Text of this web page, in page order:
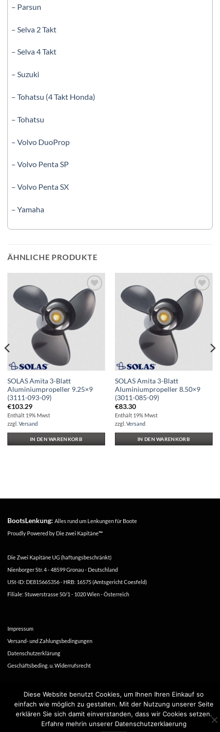
– Parsun
– Selva 2 Takt
– Selva 4 Takt
– Suzuki
– Tohatsu (4 Takt Honda)
– Tohatsu
– Volvo DuoProp
– Volvo Penta SP
– Volvo Penta SX
– Yamaha
ÄHNLICHE PRODUKTE
Auf die
Wunschliste
SOLAS Amita 3-Blatt
Aluminiumpropeller 9.25×9
(3111-093-09)
€103.29
Enthält 19% Mwst
zzgl. Versand
IN DEN WARENKORB
Auf die
Wunschliste
SOLAS Amita 3-Blatt
Aluminiumpropeller 8.50×9
(3011-085-09)
€83.30
Enthält 19% Mwst
zzgl. Versand
IN DEN WARENKORB
BootsLenkung: Alles rund um Lenkungen für Boote
Proudly Powered by Die zwei Kapitäne™
Die Zwei Kapitäne UG (haftungsbeschränkt)
Nienborger Str. 4 - 48599 Gronau - Deutschland
USt-ID: DE815665356 - HRB: 16575 (Amtsgericht Coesfeld)
Filiale: Stuwerstrasse 50/1 - 1020 Wien - Österreich
Impressum
Versand- und Zahlungsbedingungen
Datenschutzerklärung
Geschäftsbeding. u. Widerrufsrecht
Copyright 2016-2026 © Die zwei Kapitäne
Diese Website benutzt Cookies, um Ihnen Ihren Einkauf so
einfach wie möglich zu gestalten. Mit der Nutzung unserer Seite
erklären Sie sich damit einverstanden, dass wir Cookies setzen.
Erfahre mehrin unserer Datenschutzerklaerung